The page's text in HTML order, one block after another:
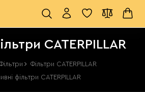
CATERPILLAR
Фільтри CATERPILLAR
фільтри CATERPILLAR